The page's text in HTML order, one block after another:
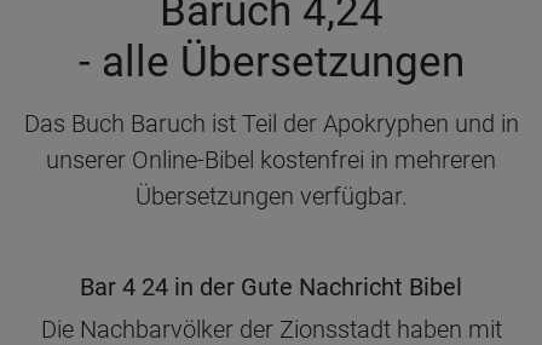
Baruch 4,24
- alle Übersetzungen
Das Buch Baruch ist Teil der Apokryphen und in
unserer Online-Bibel kostenfrei in mehreren
Übersetzungen verfügbar.
Bar 4 24 in der Gute Nachricht Bibel
Die Nachbarvölker der Zionsstadt haben mit